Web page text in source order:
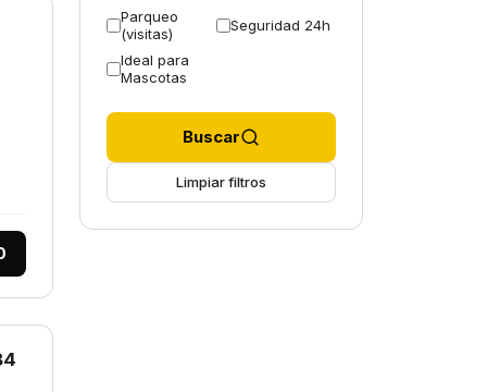
Parqueo
(visitas)
Seguridad 24h
Ideal para
Mascotas
Buscar
Limpiar filtros